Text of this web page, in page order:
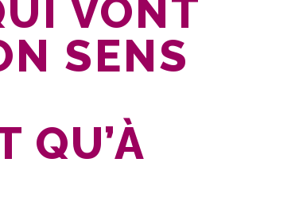
VONT
SENS
QU’À